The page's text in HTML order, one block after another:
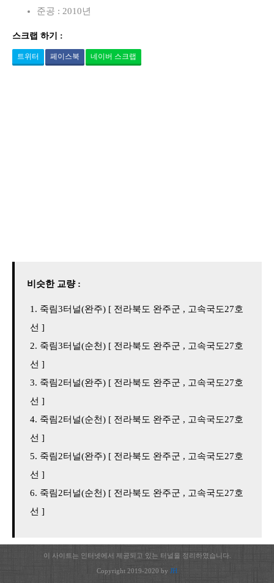
준공 : 2010년
스크랩 하기 :
트위터 페이스북 네이버 스크랩
비슷한 교량 :
죽림3터널(완주) [ 전라북도 완주군 , 고속국도27호
선 ]
죽림3터널(순천) [ 전라북도 완주군 , 고속국도27호
선 ]
죽림2터널(완주) [ 전라북도 완주군 , 고속국도27호
선 ]
죽림2터널(순천) [ 전라북도 완주군 , 고속국도27호
선 ]
죽림2터널(완주) [ 전라북도 완주군 , 고속국도27호
선 ]
죽림2터널(순천) [ 전라북도 완주군 , 고속국도27호
선 ]
이 사이트는 인터넷에서 제공되고 있는 터널을 정리하였습니다.
Copyright 2019-2020 by JH